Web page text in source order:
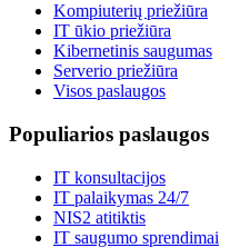
Kompiuterių priežiūra
IT ūkio priežiūra
Kibernetinis saugumas
Serverio priežiūra
Visos paslaugos
Populiarios paslaugos
IT konsultacijos
IT palaikymas 24/7
NIS2 atitiktis
IT saugumo sprendimai